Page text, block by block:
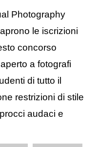
Photography
le iscrizioni
concorso
a fotografi
di tutto il
restrizioni di stile
audaci e